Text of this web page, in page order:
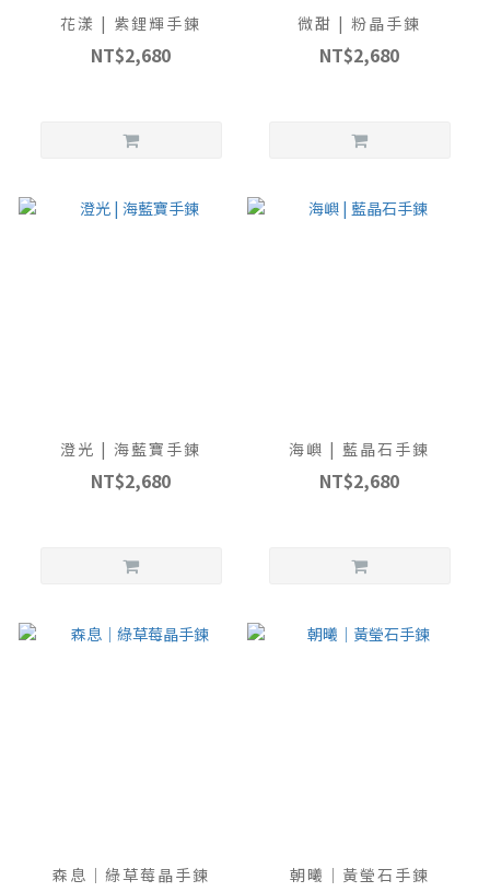
花漾 | 紫鋰輝手鍊
NT$2,680
微甜 | 粉晶手鍊
NT$2,680
澄光 | 海藍寶手鍊
NT$2,680
海嶼 | 藍晶石手鍊
NT$2,680
森息｜綠草莓晶手鍊 朝曦｜黃瑩石手鍊